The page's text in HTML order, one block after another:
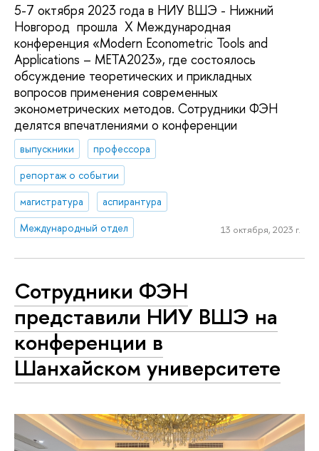
5-7 октября 2023 года в НИУ ВШЭ - Нижний
Новгород прошла X Международная
конференция «Modern Econometric Tools and
Applications – META2023», где состоялось
обсуждение теоретических и прикладных
вопросов применения современных
эконометрических методов. Сотрудники ФЭН
делятся впечатлениями о конференции
выпускники
профессора
репортаж о событии
магистратура
аспирантура
Международный отдел
13 октября, 2023 г.
Сотрудники ФЭН
представили НИУ ВШЭ на
конференции в
Шанхайском университете